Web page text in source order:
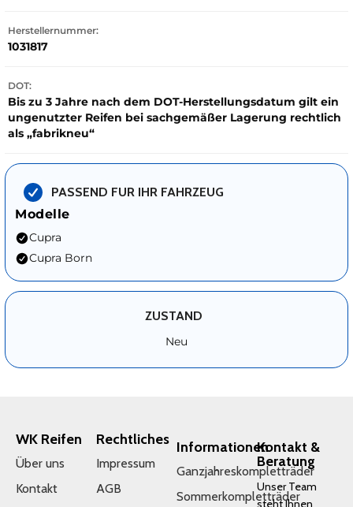
Herstellernummer:
1031817
DOT:
Bis zu 3 Jahre nach dem DOT-Herstellungsdatum gilt ein
ungenutzter Reifen bei sachgemäßer Lagerung rechtlich
als „fabrikneu“
PASSEND FUR IHR FAHRZEUG
Modelle
Cupra
Cupra Born
ZUSTAND
Neu
WK Reifen
Über uns
Kontakt
Rechtliches
Impressum
AGB
Informationen
Ganzjahreskompletträder
Sommerkompletträder
Kontakt &
Beratung
Unser Team
steht Ihnen